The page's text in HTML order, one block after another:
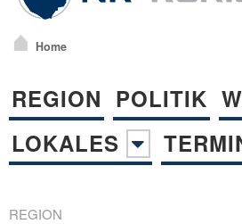
Home
REGION POLITIK
LOKALES
REGION